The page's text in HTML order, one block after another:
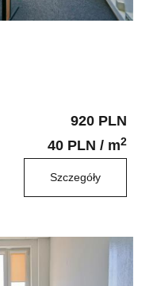
920 PLN
40 PLN / m2
Szczegóły